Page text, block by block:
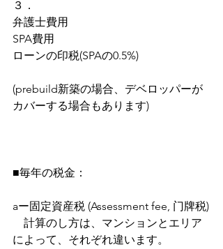
３．
弁護士費用
SPA費用
ローンの印税(SPAの0.5%)
(prebuild新築の場合、デベロッパーが
カバーする場合もあります)
■毎年の税金：
aー固定資産税 (Assessment fee, 门牌税)
計算のし方は、マンションとエリア
によって、それぞれ違います。